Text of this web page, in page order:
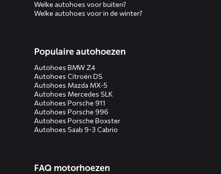
Welke autohoes voor buiten?
Welke autohoes voor in de winter?
Populaire autohoezen
Autohoes BMW Z4
Autohoes Citroën DS
Autohoes Mazda MX-5
Autohoes Mercedes SLK
Autohoes Porsche 911
Autohoes Porsche 996
Autohoes Porsche Boxster
Autohoes Saab 9-3 Cabrio
FAQ motorhoezen